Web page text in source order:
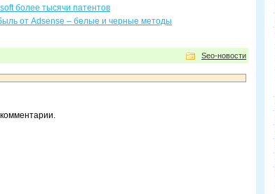
более тысячи патентов
от Adsense – белые и черные методы
Seo-новости